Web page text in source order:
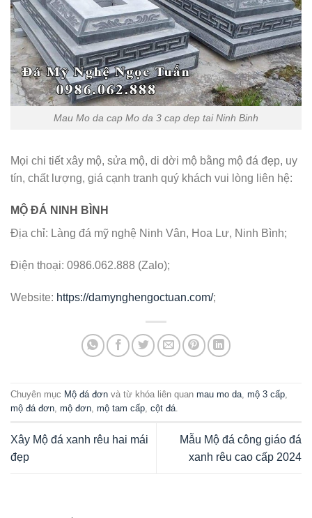
Mau Mo da cap Mo da 3 cap dep tai Ninh Binh
Mọi chi tiết xây mộ, sửa mộ, di dời mộ bằng mộ đá đẹp, uy
tín, chất lượng, giá cạnh tranh quý khách vui lòng liên hệ:
MỘ ĐÁ NINH BÌNH
Địa chỉ: Làng đá mỹ nghệ Ninh Vân, Hoa Lư, Ninh Bình;
Điện thoại: 0986.062.888 (Zalo);
Website: https://damynghengoctuan.com/;
Chuyên mục Mộ đá đơn và từ khóa liên quan mau mo da, mộ 3 cấp,
mộ đá đơn, mộ đơn, mộ tam cấp, cột đá.
Xây Mộ đá xanh rêu hai mái
đẹp
Mẫu Mộ đá công giáo đá
xanh rêu cao cấp 2024